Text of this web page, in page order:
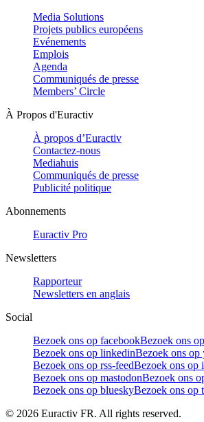
Media Solutions
Projets publics européens
Evénements
Emplois
Agenda
Communiqués de presse
Members’ Circle
À Propos d'Euractiv
À propos d’Euractiv
Contactez-nous
Mediahuis
Communiqués de presse
Publicité politique
Abonnements
Euractiv Pro
Newsletters
Rapporteur
Newsletters en anglais
Social
Bezoek ons op facebookBezoek ons
Bezoek ons op linkedinBezoek ons op
Bezoek ons op rss-feedBezoek ons op
Bezoek ons op mastodonBezoek ons
Bezoek ons op blueskyBezoek ons op
© 2026 Euractiv FR. All rights reserved.